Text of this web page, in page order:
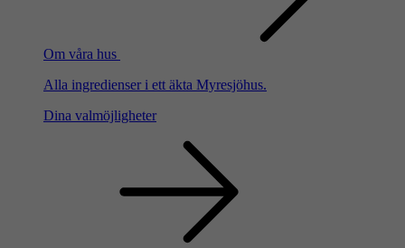
Om våra hus
Alla ingredienser i ett äkta Myresjöhus.
Dina valmöjligheter